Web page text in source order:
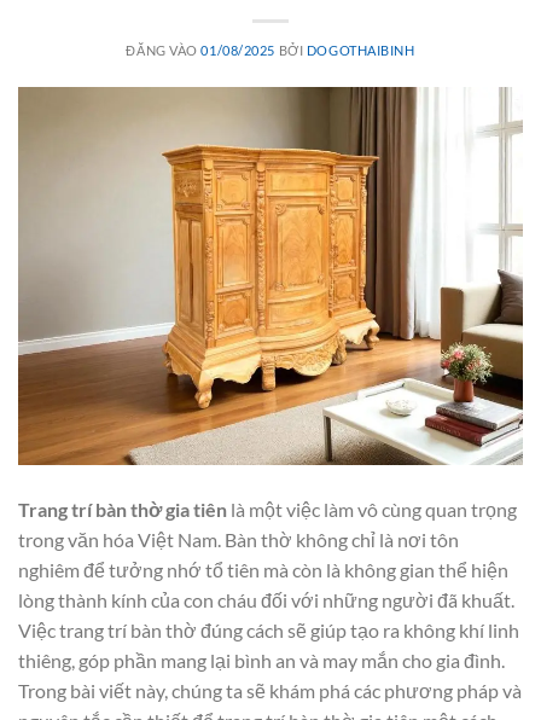
ĐĂNG VÀO01/08/2025 BỞI DOGOTHAIBINH
Trang trí bàn thờ gia tiên là một việc làm vô cùng quan trọng
trong văn hóa Việt Nam. Bàn thờ không chỉ là nơi tôn
nghiêm để tưởng nhớ tổ tiên mà còn là không gian thể hiện
lòng thành kính của con cháu đối với những người đã khuất.
Việc trang trí bàn thờ đúng cách sẽ giúp tạo ra không khí linh
thiêng, góp phần mang lại bình an và may mắn cho gia đình.
Trong bài viết này, chúng ta sẽ khám phá các phương pháp và